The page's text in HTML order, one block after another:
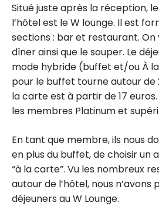
Situé juste après la réception,
l’hôtel est le W lounge. Il est
sections : bar et restaurant. On
dîner ainsi que le souper. Le
mode hybride (buffet et/ou À
pour le buffet tourne autour de
la carte est à partir de 17
les membres Platinum et
En tant que membre, ils nous
en plus du buffet, de choisir un
“à la carte”. Vu les nombreux
autour de l’hôtel, nous n’avons
déjeuners au W Lounge.